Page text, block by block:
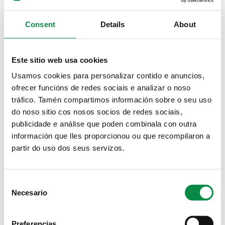
Consent Details About
Este sitio web usa cookies
Usamos cookies para personalizar contido e anuncios,
ofrecer funcións de redes sociais e analizar o noso
tráfico. Tamén compartimos información sobre o seu uso
do noso sitio cos nosos socios de redes sociais,
publicidade e análise que poden combinala con outra
información que lles proporcionou ou que recompilaron a
partir do uso dos seus servizos.
Selection
Necesario
efectuarse el ingreso de la ayuda.
- En caso de solicitar subvención por importe superior a
acreditativa de estar al corriente en el cumplimiento de sus
como con la Seguridad Social, de conformidad con lo previsto
en el artículo 22 del Real Decreto 887/2006, de 21 de julio,
por lo que se aprueba el Reglamento de la Ley General de
Subvenciones.
- Escritura pública o certificación del Registro de
Asociaciones de la Xunta de Galicia acreditativa de la
representación de la entidad.
presentada para ejercicios posteriores.